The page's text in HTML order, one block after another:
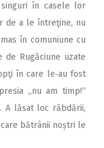
în casele lor
de a le întreţine, nu
în comuniune cu
de Rugăciune uzate
în care le‑au fost
„nu am timp!“
A lăsat loc răbdării,
bătrânii noștri le